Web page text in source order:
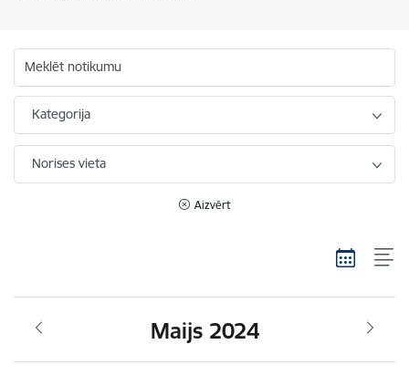
Meklēt notikumu
Kategorija
Norises vieta
Aizvērt
Maijs 2024